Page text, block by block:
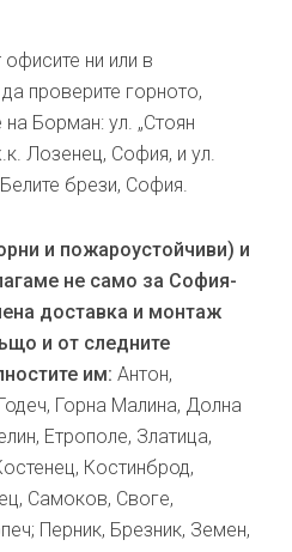
ни или в
проверите горното,
на Борман: ул. „Стоян
Лозенец, София, и ул.
брези, София.
и пожароустойчиви) и
не само за София-
доставка и монтаж
и от следните
им: Антон,
Горна Малина, Долна
Етрополе, Златица,
Костинброд,
Самоков, Своге,
Перник, Брезник, Земен,